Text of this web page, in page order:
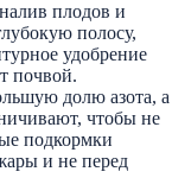
плодов и
полосу,
удобрение
почвой.
долю азота, а
чтобы не
подкормки
и не перед